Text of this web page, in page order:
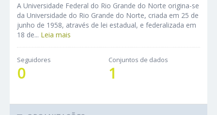
A Universidade Federal do Rio Grande do Norte origina-se
da Universidade do Rio Grande do Norte, criada em 25 de
junho de 1958, através de lei estadual, e federalizada em
18 de... Leia mais
Seguidores
0
Conjuntos de dados
1